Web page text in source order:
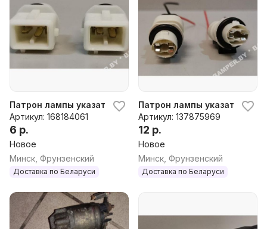
Патрон лампы указателя поворота Peugeot 106, 1999 г.
Артикул: 168184061
6 р.
Новое
Минск, Фрунзенский
Доставка по Беларуси
Патрон лампы указателя
Артикул: 137875969
12 р.
Новое
Минск, Фрунзенский
Доставка по Беларуси